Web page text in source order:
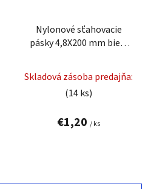
Nylonové sťahovacie
pásky 4,8X200 mm biela
Skladová zásoba predajňa:
(14 ks)
€1,20 / ks